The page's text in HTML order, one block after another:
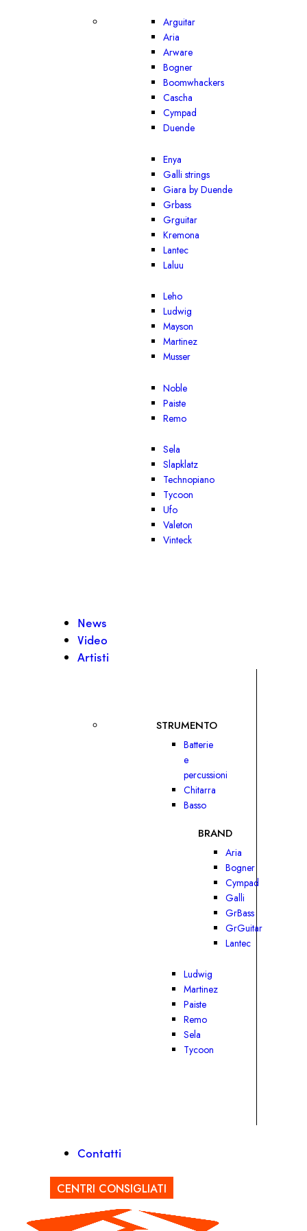
Arguitar
Aria
Arware
Bogner
Boomwhackers
Cascha
Cympad
Duende
Enya
Galli strings
Giara by Duende
Grbass
Grguitar
Kremona
Lantec
Laluu
Leho
Ludwig
Mayson
Martinez
Musser
Noble
Paiste
Remo
Sela
Slapklatz
Technopiano
Tycoon
Ufo
Valeton
Vinteck
News
Video
Artisti
STRUMENTO
Batterie
e
percussioni
Chitarra
Basso
BRAND
Aria
Bogner
Cympad
Galli
GrBass
GrGuitar
Lantec
Ludwig
Martinez
Paiste
Remo
Sela
Tycoon
Contatti
CENTRI CONSIGLIATI